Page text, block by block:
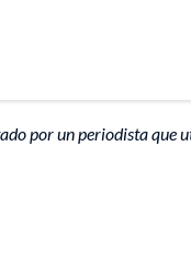
por un periodista que